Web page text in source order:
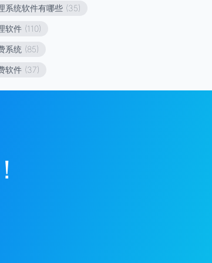
系统软件有哪些 (35)
软件 (110)
系统 (85)
软件 (37)